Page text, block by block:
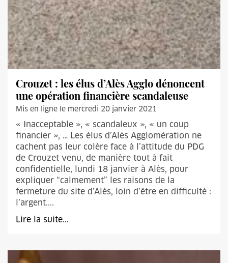
Crouzet : les élus d’Alès Agglo dénoncent
une opération financière scandaleuse
Mis en ligne le mercredi 20 janvier 2021
« Inacceptable », « scandaleux », « un coup
financier », … Les élus d’Alès Agglomération ne
cachent pas leur colère face à l’attitude du PDG
de Crouzet venu, de manière tout à fait
confidentielle, lundi 18 janvier à Alès, pour
expliquer “calmement” les raisons de la
fermeture du site d’Alès, loin d’être en difficulté :
l’argent....
Lire la suite...